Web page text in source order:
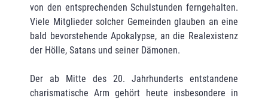
von den entsprechenden Schulstunden ferngehalten.
Viele Mitglieder solcher Gemeinden glauben an eine
bald bevorstehende Apokalypse, an die Realexistenz
der Hölle, Satans und seiner Dämonen.
Der ab Mitte des 20. Jahrhunderts entstandene
charismatische Arm gehört heute insbesondere in